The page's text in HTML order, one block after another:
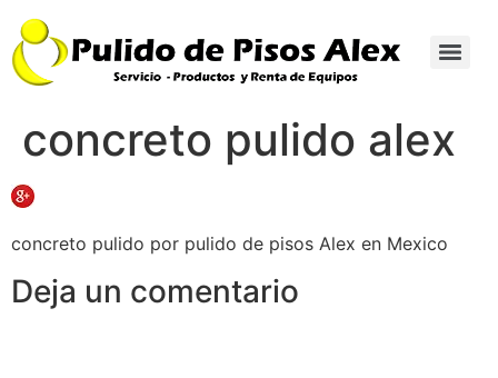
concreto pulido alex
concreto pulido por pulido de pisos Alex en Mexico
Deja un comentario